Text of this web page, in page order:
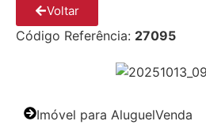
Voltar
Código Referência: 27095
Imóvel para AluguelVenda